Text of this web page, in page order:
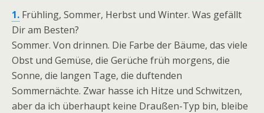
1. Frühling, Sommer, Herbst und Winter. Was gefällt
Dir am Besten?
Sommer. Von drinnen. Die Farbe der Bäume, das viele
Obst und Gemüse, die Gerüche früh morgens, die
Sonne, die langen Tage, die duftenden
Sommernächte. Zwar hasse ich Hitze und Schwitzen,
aber da ich überhaupt keine Draußen-Typ bin, bleibe